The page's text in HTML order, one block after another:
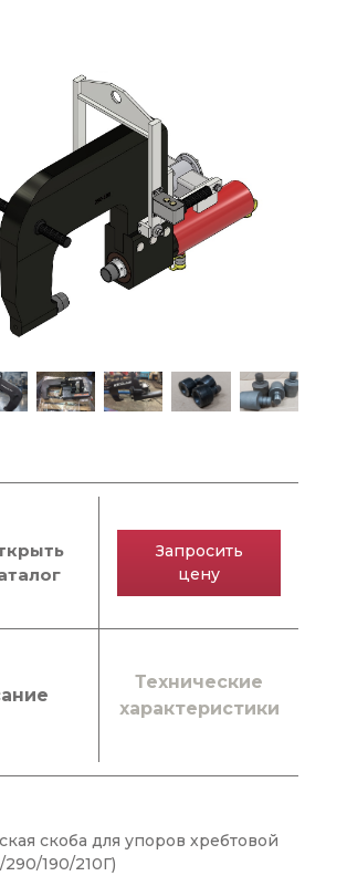
Технические
характеристики
Запросить
цену
скоба для упоров хребтовой
190/210Г)